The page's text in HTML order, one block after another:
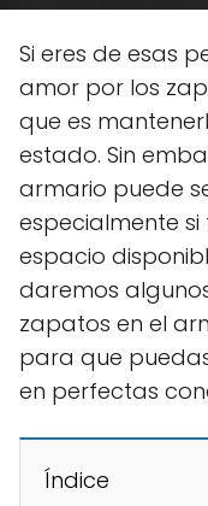
Si eres de esas
amor por los
que es
estado. Sin
armario puede
especialmente
espacio
daremos
zapatos en el
para que
en perfectas
Índice